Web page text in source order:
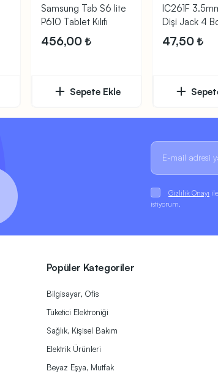
Samsung Tab S6 lite
P610 Tablet Kılıfı
456,00
Sepete Ekle
IC261F
Dişi Jack 4
(Kırmızı)
47,50
Gizlilik Onayı
istiyorum.
Popüler Kategoriler
Bilgisayar, Ofis
Tüketici Elektroniği
Sağlık, Kişisel Bakım
Elektrik Ürünleri
Beyaz Eşya, Mutfak